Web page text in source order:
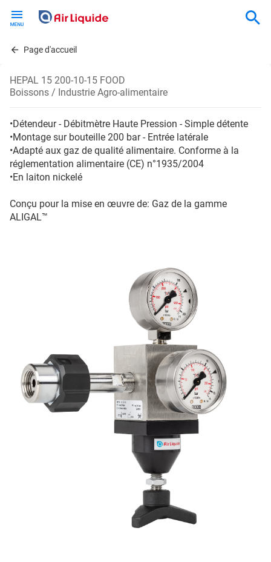
contentPage d'accueil
HEPAL 15 200-10-15 FOOD
Boissons / Industrie Agro-alimentaire
•Détendeur - Débitmètre Haute Pression - Simple détente
•Montage sur bouteille 200 bar - Entrée latérale
•Adapté aux gaz de qualité alimentaire. Conforme à la
réglementation alimentaire (CE) n°1935/2004
•En laiton nickelé
Conçu pour la mise en œuvre de: Gaz de la gamme
ALIGAL™